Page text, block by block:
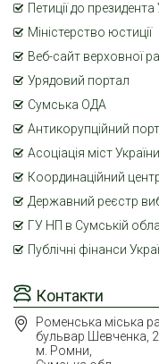
Контакти
Роменська міська
бульвар Шевченка, 2
м. Ромни,
Петиції до президента
Міністерство юстиції
Веб-сайт верховної
Урядовий портал
Сумська ОДА
Антикорупційний
Асоціація міст України
Координаційний
Державний реєстр
ГУ НП в Сумській
Публічні фінанси